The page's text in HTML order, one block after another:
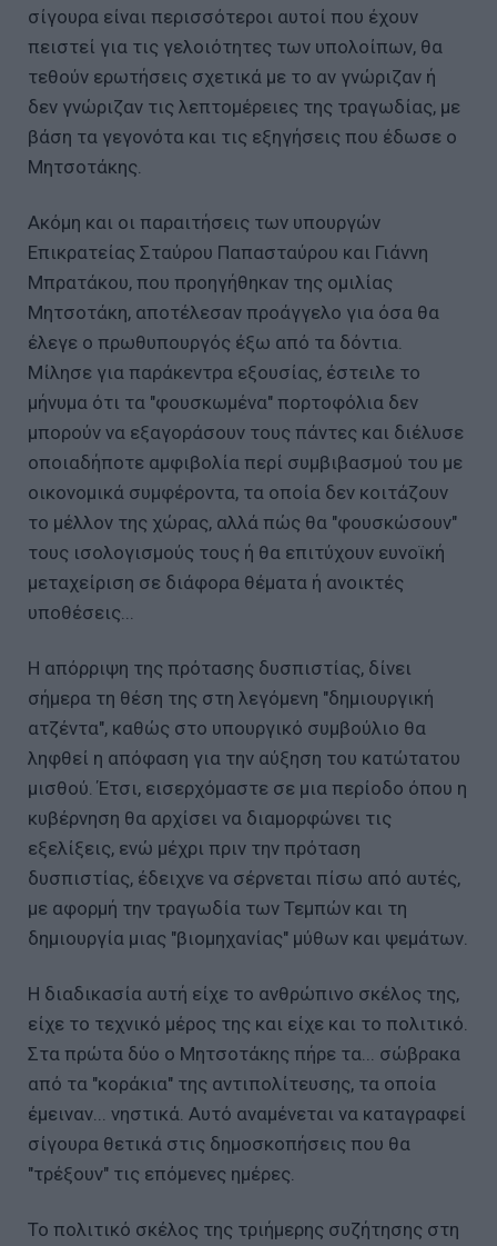
σίγουρα είναι περισσότεροι αυτοί που έχουν
πειστεί για τις γελοιότητες των υπολοίπων, θα
τεθούν ερωτήσεις σχετικά με το αν γνώριζαν ή
δεν γνώριζαν τις λεπτομέρειες της τραγωδίας, με
βάση τα γεγονότα και τις εξηγήσεις που έδωσε ο
Μητσοτάκης.
Ακόμη και οι παραιτήσεις των υπουργών
Επικρατείας Σταύρου Παπασταύρου και Γιάννη
Μπρατάκου, που προηγήθηκαν της ομιλίας
Μητσοτάκη, αποτέλεσαν προάγγελο για όσα θα
έλεγε ο πρωθυπουργός έξω από τα δόντια.
Μίλησε για παράκεντρα εξουσίας, έστειλε το
μήνυμα ότι τα "φουσκωμένα" πορτοφόλια δεν
μπορούν να εξαγοράσουν τους πάντες και διέλυσε
οποιαδήποτε αμφιβολία περί συμβιβασμού του με
οικονομικά συμφέροντα, τα οποία δεν κοιτάζουν
το μέλλον της χώρας, αλλά πώς θα "φουσκώσουν"
τους ισολογισμούς τους ή θα επιτύχουν ευνοϊκή
μεταχείριση σε διάφορα θέματα ή ανοικτές
υποθέσεις...
Η απόρριψη της πρότασης δυσπιστίας, δίνει
σήμερα τη θέση της στη λεγόμενη "δημιουργική
ατζέντα", καθώς στο υπουργικό συμβούλιο θα
ληφθεί η απόφαση για την αύξηση του κατώτατου
μισθού. Έτσι, εισερχόμαστε σε μια περίοδο όπου η
κυβέρνηση θα αρχίσει να διαμορφώνει τις
εξελίξεις, ενώ μέχρι πριν την πρόταση
δυσπιστίας, έδειχνε να σέρνεται πίσω από αυτές,
με αφορμή την τραγωδία των Τεμπών και τη
δημιουργία μιας "βιομηχανίας" μύθων και ψεμάτων.
Η διαδικασία αυτή είχε το ανθρώπινο σκέλος της,
είχε το τεχνικό μέρος της και είχε και το πολιτικό.
Στα πρώτα δύο ο Μητσοτάκης πήρε τα... σώβρακα
από τα "κοράκια" της αντιπολίτευσης, τα οποία
έμειναν... νηστικά. Αυτό αναμένεται να καταγραφεί
σίγουρα θετικά στις δημοσκοπήσεις που θα
"τρέξουν" τις επόμενες ημέρες.
Το πολιτικό σκέλος της τριήμερης συζήτησης στη